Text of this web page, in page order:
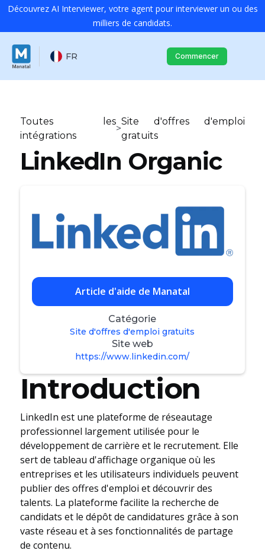
Découvrez AI Interviewer, votre agent pour interviewer un ou des
milliers de candidats.
FR Commencer
Toutes les
intégrations
>
Site d'offres d'emploi
gratuits
LinkedIn Organic
Article d'aide de Manatal
Catégorie
Site d'offres d'emploi gratuits
Site web
https://www.linkedin.com/
Introduction
LinkedIn est une plateforme de réseautage
professionnel largement utilisée pour le
développement de carrière et le recrutement. Elle
sert de tableau d'affichage organique où les
entreprises et les utilisateurs individuels peuvent
publier des offres d'emploi et découvrir des
talents. La plateforme facilite la recherche de
candidats et le dépôt de candidatures grâce à son
vaste réseau et à ses fonctionnalités de partage
de contenu.